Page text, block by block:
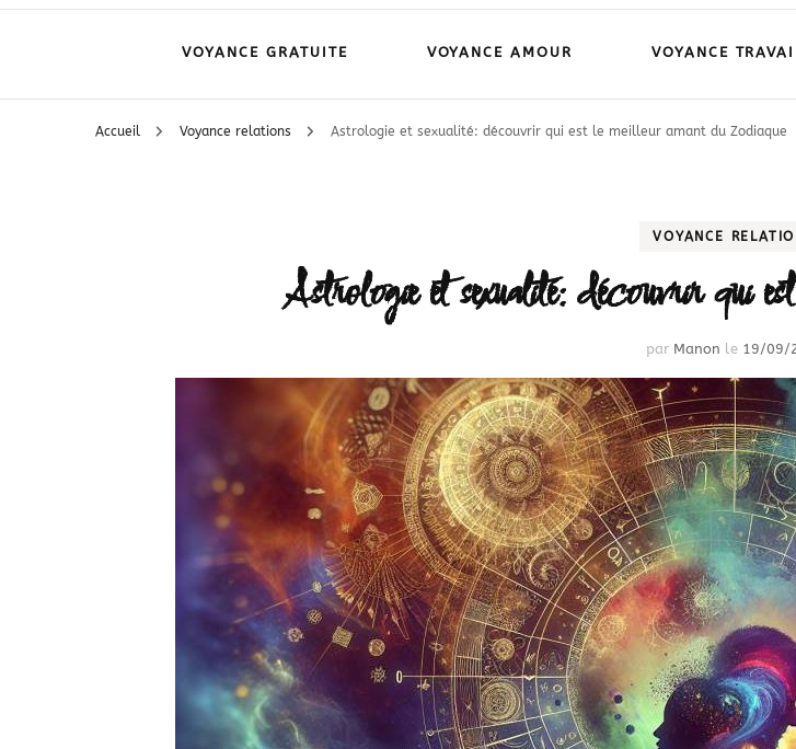
VOYANCE GRATUITE VOYANCE AMOUR VOYANCE
Accueil Voyance relations Astrologie et sexualité: découvrir qui est le meilleur amant du Zodiaque
VOYANCE
Astrologie et sexualité: découvrir qui
par Manon le 19/09/